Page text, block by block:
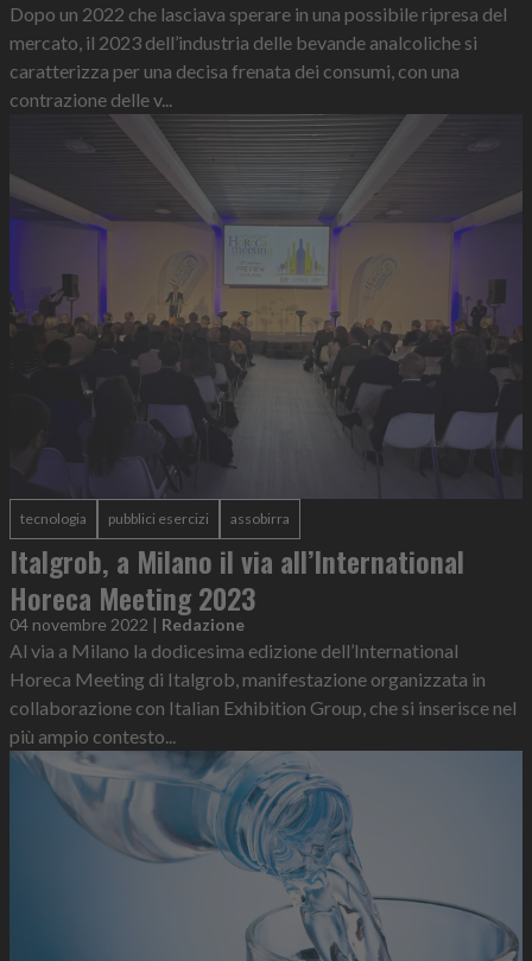
Dopo un 2022 che lasciava sperare in una possibile ripresa del
mercato, il 2023 dell’industria delle bevande analcoliche si
caratterizza per una decisa frenata dei consumi, con una
contrazione delle v...
tecnologia pubblici esercizi assobirra
Italgrob, a Milano il via all’International
Horeca Meeting 2023
04 novembre 2022 | Redazione
Al via a Milano la dodicesima edizione dell’International
Horeca Meeting di Italgrob, manifestazione organizzata in
collaborazione con Italian Exhibition Group, che si inserisce nel
più ampio contesto...